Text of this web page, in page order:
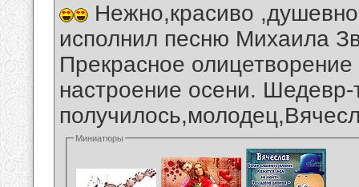
Нежно,красиво
исполнил песню Михаила
Прекрасное олицетворение
настроение осени. Шедевр-
Миниатюры